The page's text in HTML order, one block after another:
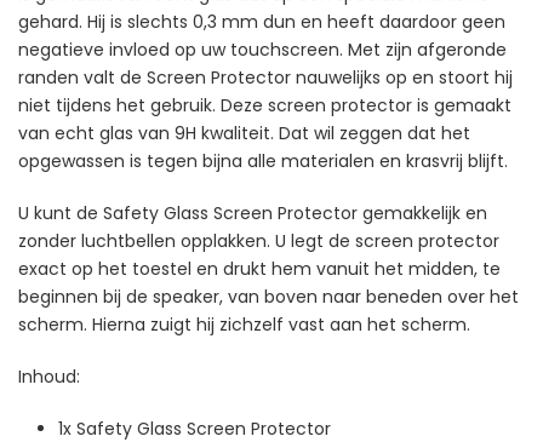
gehard. Hij is slechts 0,3 mm dun en heeft daardoor geen
negatieve invloed op uw touchscreen. Met zijn afgeronde
randen valt de Screen Protector nauwelijks op en stoort hij
niet tijdens het gebruik. Deze screen protector is gemaakt
van echt glas van 9H kwaliteit. Dat wil zeggen dat het
opgewassen is tegen bijna alle materialen en krasvrij blijft.
U kunt de Safety Glass Screen Protector gemakkelijk en
zonder luchtbellen opplakken. U legt de screen protector
exact op het toestel en drukt hem vanuit het midden, te
beginnen bij de speaker, van boven naar beneden over het
scherm. Hierna zuigt hij zichzelf vast aan het scherm.
Inhoud:
1x Safety Glass Screen Protector